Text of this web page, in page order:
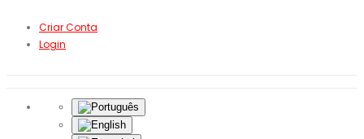
Criar Conta
Login